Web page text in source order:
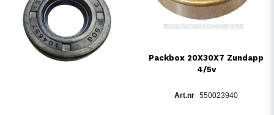
Packbox 20X30X7 Zundapp
4/5v
550023940